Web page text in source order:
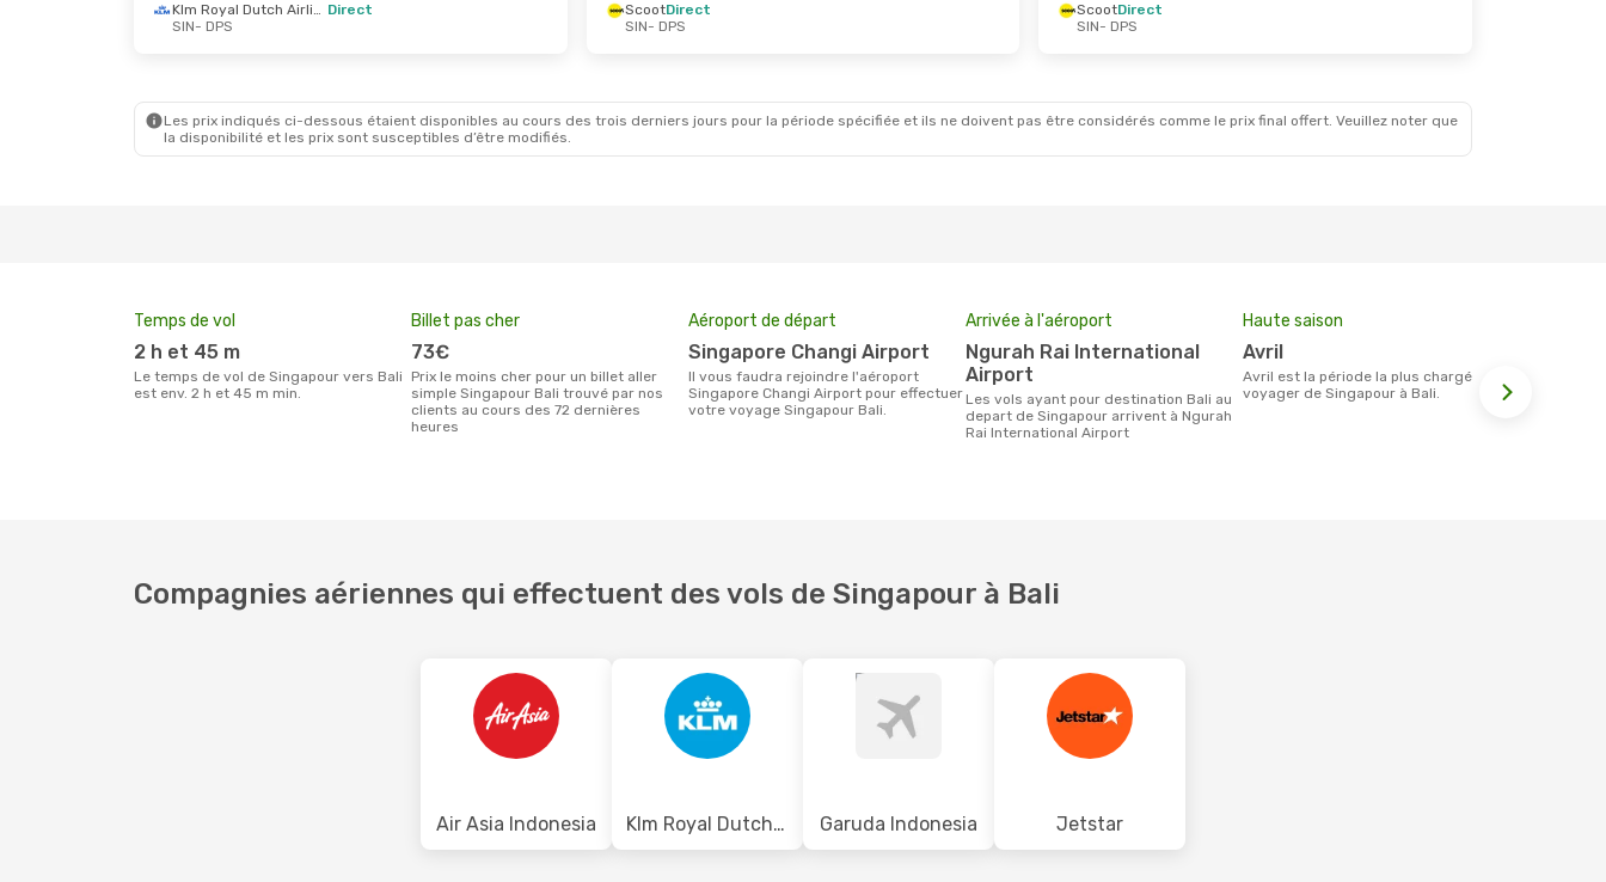
- Sam. 12 Sept. - Dim. 27 Sept. - Mar. 1 Sept.
- SIN
Klm Royal Dutch Airlines Direct
SIN- DPS
ScootDirect
SIN- DPS
ScootDirect
SIN- DPS
Les prix indiqués ci-dessous étaient disponibles au cours des trois derniers jours pour la période spécifiée et ils ne doivent pas être considérés comme le prix final offert. Veuillez noter que
la disponibilité et les prix sont susceptibles d’être modifiés.
Temps de vol
2 h et 45 m
Le temps de vol de Singapour vers Bali
est env. 2 h et 45 m min.
Billet pas cher
73€
Prix le moins cher pour un billet aller
simple Singapour Bali trouvé par nos
clients au cours des 72 dernières
heures
Aéroport de départ
Singapore Changi Airport
Il vous faudra rejoindre l'aéroport
Singapore Changi Airport pour effectuer
votre voyage Singapour Bali.
Arrivée à l'aéroport
Ngurah Rai International
Airport
Les vols ayant pour destination Bali au
depart de Singapour arrivent à Ngurah
Rai International Airport
Haute saison
avril
avril est la période la plus chargée pour
voyager de Singapour à Bali.
Compagnies aériennes qui effectuent des vols de Singapour à Bali
Air Asia Indonesia Klm Royal Dutch Airlines Garuda Indonesia Jetstar